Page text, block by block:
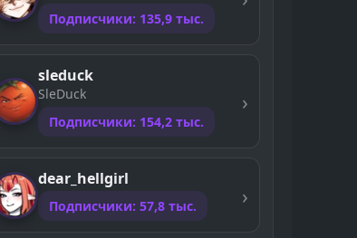
Подписчики: 135,9 тыс.
sleduck
SleDuck
Подписчики: 154,2 тыс.
dear_hellgirl
Подписчики: 57,8 тыс.